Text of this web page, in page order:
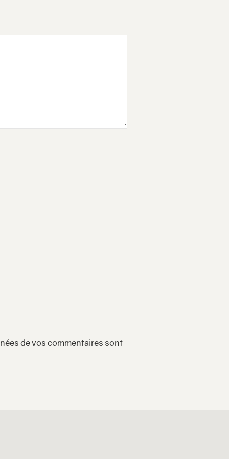
de vos commentaires sont